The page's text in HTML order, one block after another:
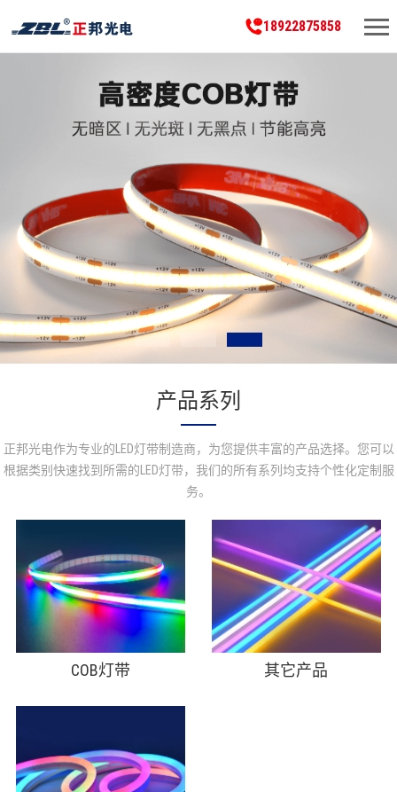
18922875858
产品系列
正邦光电作为专业的LED灯带制造商，为您提供丰富的产品选择。您可以
根据类别快速找到所需的LED灯带，我们的所有系列均支持个性化定制服
务。
COB灯带 其它产品